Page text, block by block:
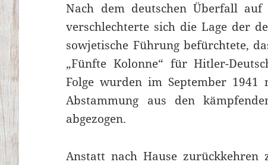
Nach dem deutschen Überfall
verschlechterte sich die Lage der
sowjetische Führung befürchtete,
„Fünfte Kolonne“ für Hitler-
Folge wurden im September 1941
Abstammung aus den
abgezogen.
Anstatt nach Hause